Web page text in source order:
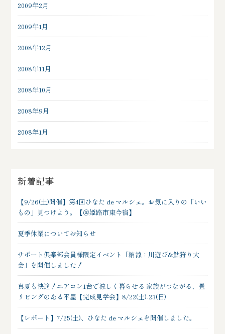
2009年2月
2009年1月
2008年12月
2008年11月
2008年10月
2008年9月
2008年1月
新着記事
【9/26(土)開催】第4回ひなた de マルシェ。お気に入りの「いい
もの」見つけよう。【＠姫路市東今宿】
夏季休業についてお知らせ
サポート俱楽部会員様限定イベント「納涼：川遊び&鮎狩り大
会」を開催しました！
真夏も快適！エアコン1台で涼しく暮らせる 家族がつながる、畳
リビングのある平屋【完成見学会】8/22(土)-23(日)
【レポート】7/25(土)、ひなた de マルシェを開催しました。